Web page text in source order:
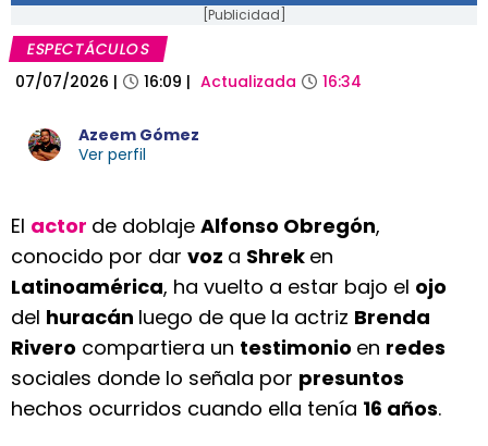
[Publicidad]
ESPECTÁCULOS
07/07/2026 | 16:09 | Actualizada 16:34
Azeem Gómez
Ver perfil
El actor de doblaje Alfonso Obregón,
conocido por dar voz a Shrek en
Latinoamérica, ha vuelto a estar bajo el ojo
del huracán luego de que la actriz Brenda
Rivero compartiera un testimonio en redes
sociales donde lo señala por presuntos
hechos ocurridos cuando ella tenía 16 años.